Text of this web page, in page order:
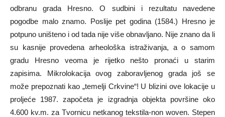
odbranu grada Hresno. O sudbini i rezultatu navedene
pogodbe malo znamo. Poslije pet godina (1584.) Hresno je
potpuno uništeno i od tada nije više obnavljano. Nije znano da li
su kasnije provedena arheološka istraživanja, a o samom
gradu Hresno veoma je rijetko nešto pronaći u starim
zapisima. Mikrolokacija ovog zaboravljenog grada još se
može prepoznati kao „temelji Crkvine“! U blizini ove lokacije u
proljeće 1987. započeta je izgradnja objekta površine oko
4.600 kv.m. za Tvornicu netkanog tekstila-non woven. Stepen